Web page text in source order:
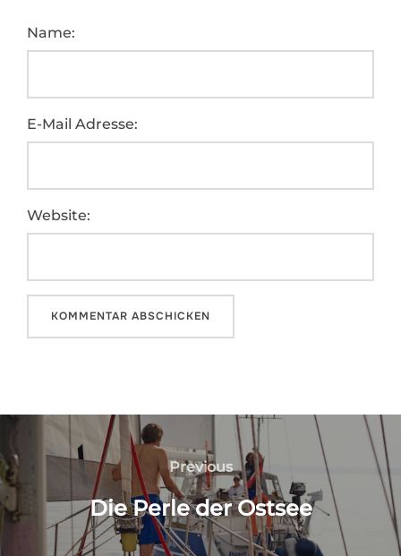
Name:
E-Mail Adresse:
Website:
Beitragsnavigation
Previous
Previous
Die Perle der Ostsee